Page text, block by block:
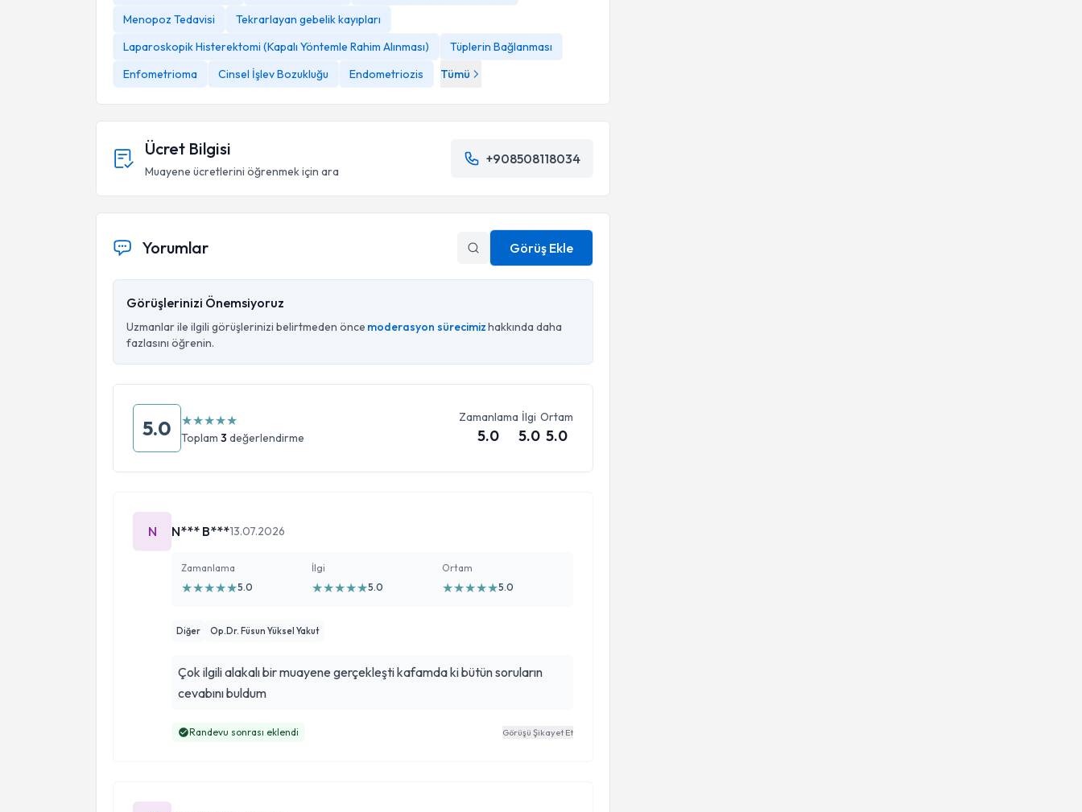
Menopoz Tedavisi
Tekrarlayan gebelik kayıpları
Laparoskopik Histerektomi (Kapalı Yöntemle Rahim Alınması)
Tüplerin Bağlanması
Enfometrioma
Cinsel İşlev Bozukluğu Endometriozis Tümü
Ücret Bilgisi
Muayene ücretlerini öğrenmek için ara
+908508118034
Yorumlar Görüş Ekle
Görüşlerinizi Önemsiyoruz
Uzmanlar ile ilgili görüşlerinizi belirtmeden önce moderasyon sürecimizhakkında daha
fazlasını öğrenin.
5.0 ★★★★★
Toplam 3 değerlendirme
Zamanlama
5.0
İlgi
5.0
Ortam
5.0
N N*** B***13.07.2026
Zamanlama
★★★★★5.0
İlgi
★★★★★5.0
Ortam
★★★★★5.0
Diğer Op.Dr. Füsun Yüksel Yakut
Çok ilgili alakalı bir muayene gerçekleşti kafamda ki bütün soruların
cevabını buldum
Randevu sonrası eklendi Görüşü Şikayet Et